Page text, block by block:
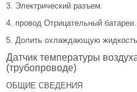
3. Электрический разъем.
4. провод Отрицательный батареи.
5. Долить охлаждающую
Датчик температуры
(трубопроводе)
ОБЩИЕ СВЕДЕНИЯ